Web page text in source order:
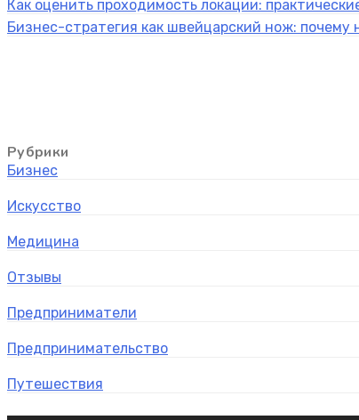
Как оценить проходимость локации:
Бизнес-стратегия как швейцарский нож: почему
Рубрики
Бизнес
Искусство
Медицина
Отзывы
Предприниматели
Предпринимательство
Путешествия